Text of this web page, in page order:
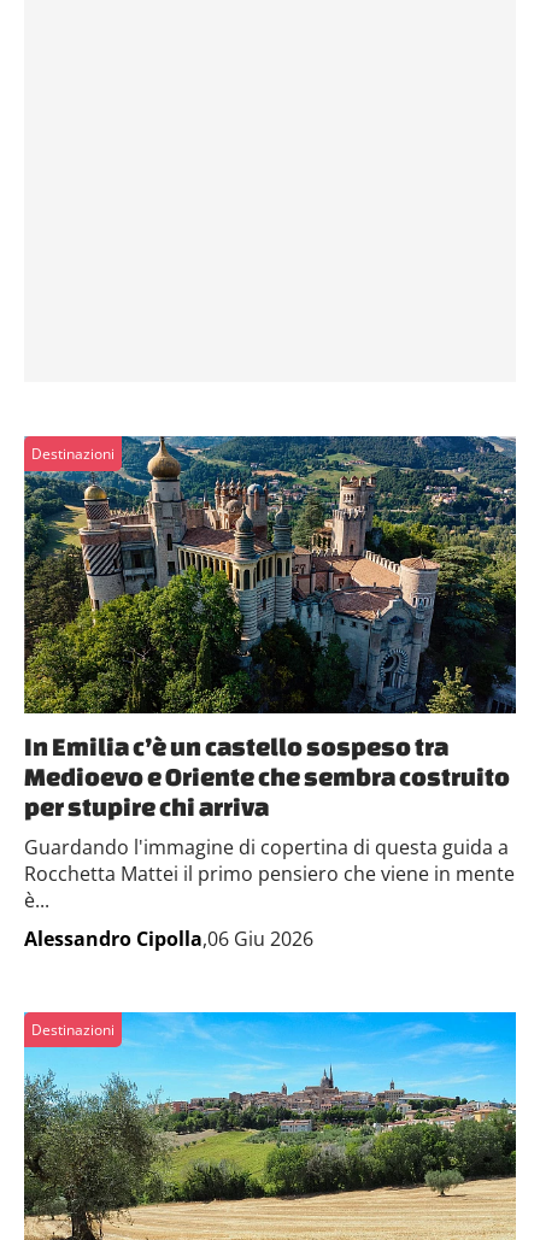
Destinazioni
In Emilia c’è un castello sospeso tra
Medioevo e Oriente che sembra costruito
per stupire chi arriva
Guardando l'immagine di copertina di questa guida a
Rocchetta Mattei il primo pensiero che viene in mente
è...
Alessandro Cipolla,06 Giu 2026
Destinazioni